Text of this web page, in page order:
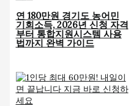
연 180만원 경기도 농어민
기회소득, 2026년 신청 자격
부터 통합지원시스템 사용
법까지 완벽 가이드